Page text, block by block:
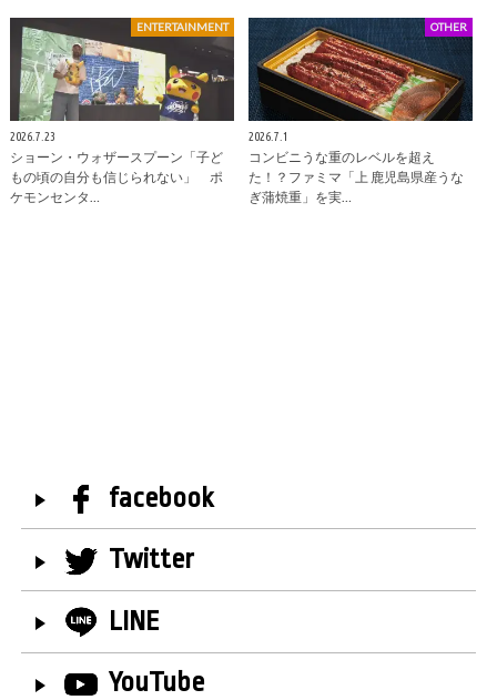
ENTERTAINMENT
2026.7.23
ショーン・ウォザースプーン「子ど
もの頃の自分も信じられない」 ポ
ケモンセンタ…
OTHER
2026.7.1
コンビニうな重のレベルを超え
た！？ファミマ「上 鹿児島県産うな
ぎ蒲焼重」を実…
facebook
Twitter
LINE
YouTube